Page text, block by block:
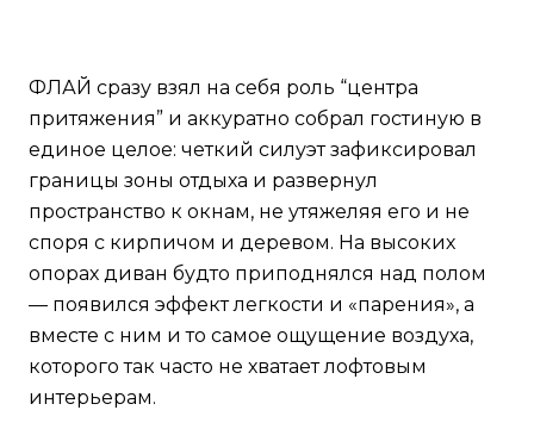
ФЛАЙ сразу взял на себя роль “центра
притяжения” и аккуратно собрал гостиную в
единое целое: четкий силуэт зафиксировал
границы зоны отдыха и развернул
пространство к окнам, не утяжеляя его и не
споря с кирпичом и деревом. На высоких
опорах диван будто приподнялся над полом
— появился эффект легкости и «парения», а
вместе с ним и то самое ощущение воздуха,
которого так часто не хватает лофтовым
интерьерам.